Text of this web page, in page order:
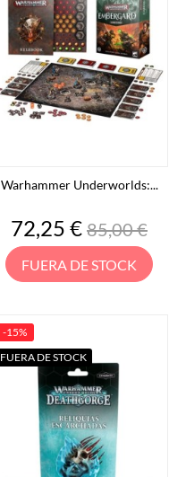
Warhammer Underworlds:...
Precio
72,25 €Precio
base
85,00 €
FUERA DE STOCK
-15%
FUERA DE STOCK